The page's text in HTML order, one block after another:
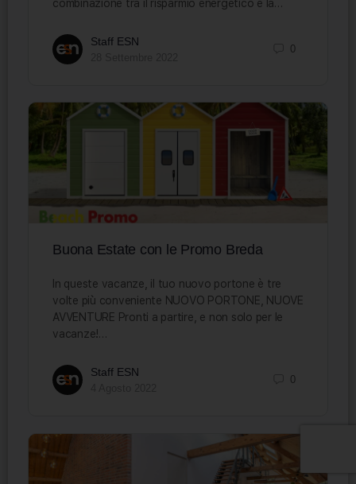
combinazione tra il risparmio energetico e la…
Staff ESN
0
Buona Estate con le Promo Breda
In queste vacanze, il tuo nuovo portone è tre
volte più conveniente NUOVO PORTONE, NUOVE
AVVENTURE Pronti a partire, e non solo per le
vacanze!…
Staff ESN
0